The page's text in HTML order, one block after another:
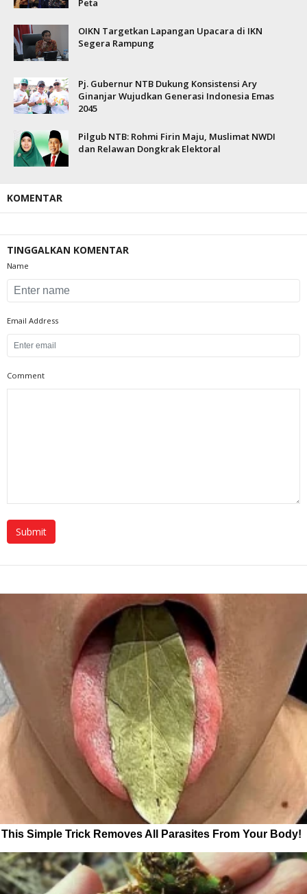
Peta
OIKN Targetkan Lapangan Upacara di IKN
Segera Rampung
Pj. Gubernur NTB Dukung Konsistensi Ary
Ginanjar Wujudkan Generasi Indonesia Emas
2045
Pilgub NTB: Rohmi Firin Maju, Muslimat NWDI
dan Relawan Dongkrak Elektoral
KOMENTAR
TINGGALKAN KOMENTAR
Name
Email Address
Comment
This Simple Trick Removes All Parasites From Your Body!